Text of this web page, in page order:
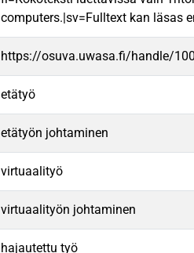
computers.|sv=Fulltext kan läsas
https://osuva.uwasa.fi/handle/
etätyö
etätyön johtaminen
virtuaalityö
virtuaalityön johtaminen
hajautettu työ